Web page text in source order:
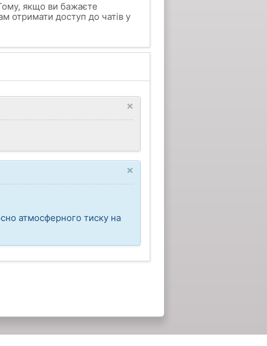
якщо ви бажаєте
отримати доступ до чатів у
×
×
атмосферного тиску на